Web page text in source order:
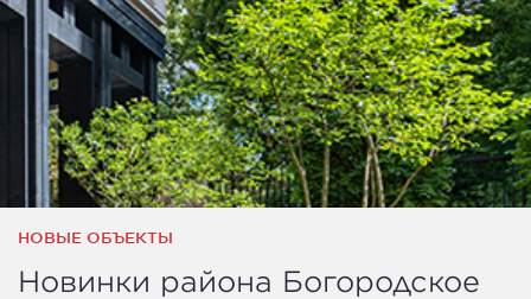
НОВЫЕ ОБЪЕКТЫ
Новинки района Богородское